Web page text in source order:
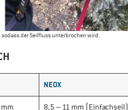
der Seilfluss unterbrochen wird.
NEOX
8,5 – 11 mm (Einfachseil)